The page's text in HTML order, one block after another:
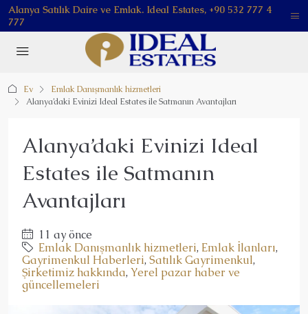
Alanya Satılık Daire ve Emlak. Ideal Estates, +90 532 777 4
777
Ev
Emlak Danışmanlık hizmetleri
Alanya’daki Evinizi Ideal Estates ile Satmanın Avantajları
Alanya’daki Evinizi Ideal
Estates ile Satmanın
Avantajları
11 ay önce
Emlak Danışmanlık hizmetleri, Emlak İlanları,
Gayrimenkul Haberleri, Satılık Gayrimenkul,
Şirketimiz hakkında, Yerel pazar haber ve
güncellemeleri